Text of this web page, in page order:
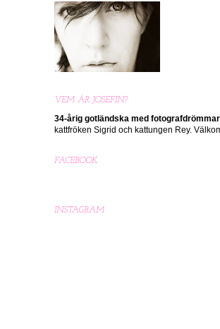
VEM ÄR JOSEFIN?
34-årig gotländska med fotografdrömmar
kattfröken Sigrid och kattungen Rey.
FACEBOOK
INSTAGRAM